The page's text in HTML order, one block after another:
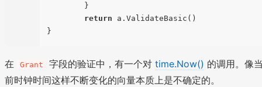
return a.ValidateBasic()
在 Grant 字段的验证中，有一个对time.Now() 的调用。像
前时钟时间这样不断变化的向量本质上是不确定的。